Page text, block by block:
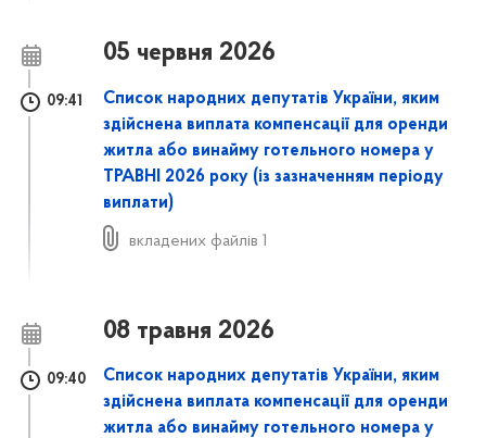
05 червня 2026
09:41
Список народних депутатів України, яким
здійснена виплата компенсації для оренди
житла або винайму готельного номера у
ТРАВНІ 2026 року (із зазначенням періоду
виплати)
вкладених файлів 1
08 травня 2026
09:40
Список народних депутатів України, яким
здійснена виплата компенсації для оренди
житла або винайму готельного номера у